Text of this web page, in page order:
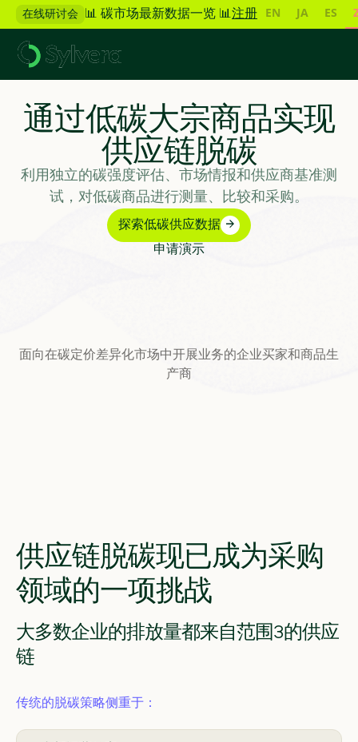
在线研讨会 📊 碳市场最新数据一览 📊注册 EN JA ES
通过低碳大宗商品实现
供应链脱碳
利用独立的碳强度评估、市场情报和供应商基准测
试，对低碳商品进行测量、比较和采购。
探索低碳供应数据
申请演示
面向在碳定价差异化市场中开展业务的企业买家和商品生
产商
供应链脱碳现已成为采购
领域的一项挑战
大多数企业的排放量都来自范围3的供应
链
传统的脱碳策略侧重于：